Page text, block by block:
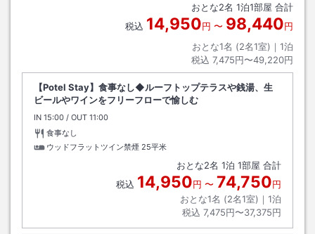
おとな2名 1泊1部屋 合計
税込 14,950円 〜 98,440円
おとな1名 (2名1室)｜ 1泊
税込 7,475円〜49,220円
【Potel Stay】食事なし◆ルーフトップテラスや銭湯、生
ビールやワインをフリーフローで愉しむ
IN チェックイン
15:00 / OUT チェックアウト
11:00
食事なし
ウッドフラットツイン禁煙 25平米
おとな2名 1泊 1部屋 合計
税込 14,950円 〜 74,750円
おとな1名 (2名1室)｜ 1泊
税込 7,475円〜37,375円